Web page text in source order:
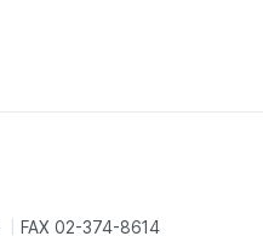
FAX 02-374-8614